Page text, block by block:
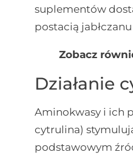
suplementów
postacią
Zobacz
Działanie
Aminokwasy i ich
cytrulina)
podstawowym